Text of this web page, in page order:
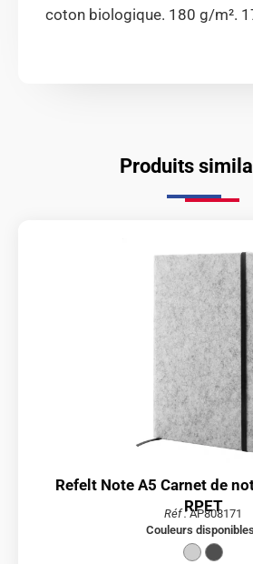
coton biologique. 180 g/m².
Produits
Refelt Note A5 Carnet de
RPET
Réf :AP808171
Couleurs